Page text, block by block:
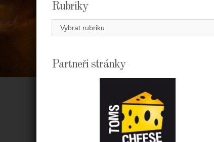
Rubriky
Rubriky
Partneři stránky